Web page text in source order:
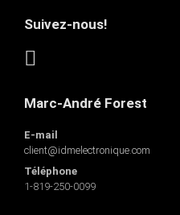
Suivez-nous!
Marc-André Forest
E-mail
client@idmelectronique.com
Téléphone
1-819-250-0099